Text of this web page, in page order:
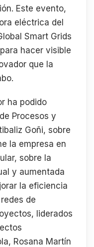
Este evento,
eléctrica del
Smart Grids
hacer visible
que la
ha podido
Procesos y
Goñi, sobre
la empresa en
sobre la
y aumentada
la eficiencia
de
liderados
Rosana Martín